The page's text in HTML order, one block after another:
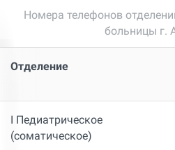
Номера телефонов
больницы г.
Отделение
I Педиатрическое
(соматическое)